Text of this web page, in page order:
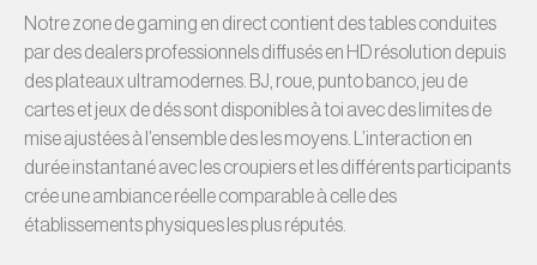
Notre zone de gaming en direct contient des tables conduites
par des dealers professionnels diffusés en HD résolution depuis
des plateaux ultramodernes. BJ, roue, punto banco, jeu de
cartes et jeux de dés sont disponibles à toi avec des limites de
mise ajustées à l’ensemble des les moyens. L’interaction en
durée instantané avec les croupiers et les différents participants
crée une ambiance réelle comparable à celle des
établissements physiques les plus réputés.